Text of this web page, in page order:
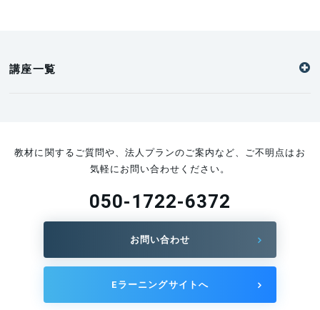
講座一覧
教材に関するご質問や、法人プランのご案内など、ご不明点はお
気軽にお問い合わせください。
050-1722-6372
お問い合わせ
Eラーニングサイトへ